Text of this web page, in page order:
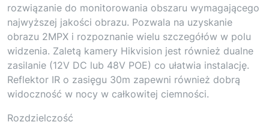
rozwiązanie do monitorowania obszaru wymagającego
najwyższej jakości obrazu. Pozwala na uzyskanie
obrazu 2MPX i rozpoznanie wielu szczegółów w polu
widzenia. Zaletą kamery Hikvision jest również dualne
zasilanie (12V DC lub 48V POE) co ułatwia instalację.
Reflektor IR o zasięgu 30m zapewni również dobrą
widoczność w nocy w całkowitej ciemności.
Rozdzielczość